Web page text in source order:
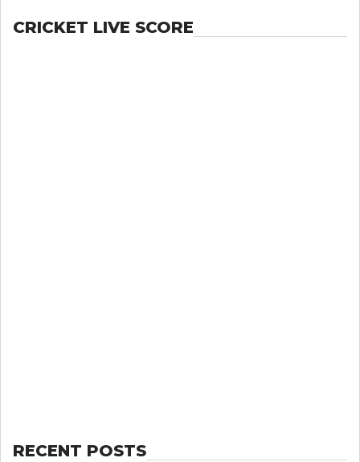
CRICKET LIVE SCORE
RECENT POSTS